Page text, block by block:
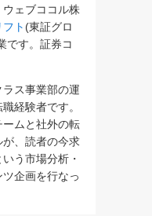
ェブココル株
ト (東証グロ
です。証券コ
ス事業部の運
経験者です。
ムと社外の転
、読者の今求
う市場分析・
企画を行なっ